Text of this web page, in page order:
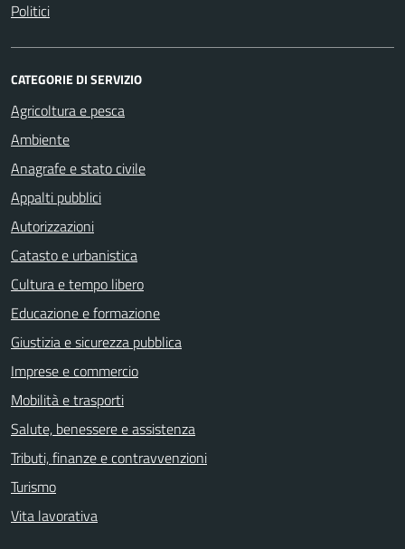
Politici
CATEGORIE DI SERVIZIO
Agricoltura e pesca
Ambiente
Anagrafe e stato civile
Appalti pubblici
Autorizzazioni
Catasto e urbanistica
Cultura e tempo libero
Educazione e formazione
Giustizia e sicurezza pubblica
Imprese e commercio
Mobilità e trasporti
Salute, benessere e assistenza
Tributi, finanze e contravvenzioni
Turismo
Vita lavorativa